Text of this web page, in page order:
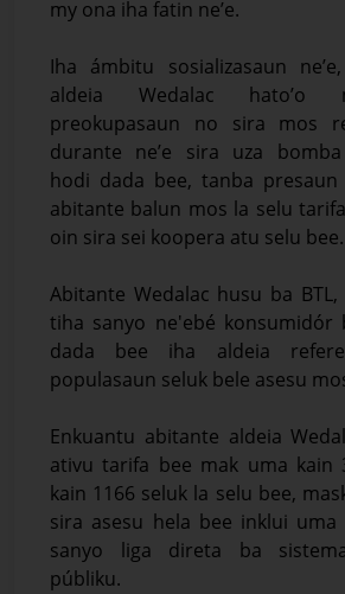
my ona iha fatin ne’e.
Iha ámbitu sosializasaun
aldeia Wedalac hato’o
preokupasaun no sira mos
durante ne’e sira uza
hodi dada bee, tanba
abitante balun mos la selu
oin sira sei koopera atu selu bee.
Abitante Wedalac husu ba BTL,
tiha sanyo ne'ebé konsumidór
dada bee iha aldeia
populasaun seluk bele asesu
Enkuantu abitante aldeia
ativu tarifa bee mak uma kain
kain 1166 seluk la selu bee,
sira asesu hela bee inklui uma
sanyo liga direta ba
públiku.